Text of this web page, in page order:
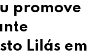
promove
Lilás em